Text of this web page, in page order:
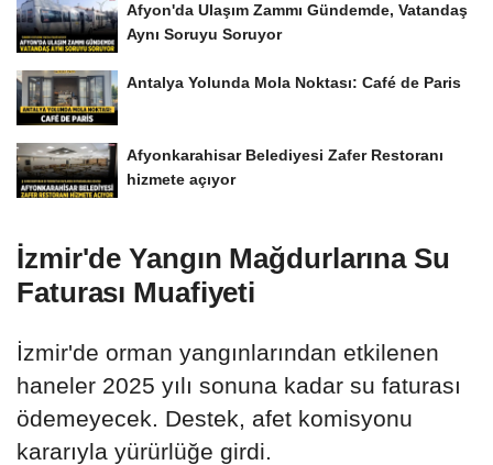
Afyon'da Ulaşım Zammı Gündemde, Vatandaş
Aynı Soruyu Soruyor
Antalya Yolunda Mola Noktası: Café de Paris
Afyonkarahisar Belediyesi Zafer Restoranı
hizmete açıyor
İzmir'de Yangın Mağdurlarına Su
Faturası Muafiyeti
İzmir'de orman yangınlarından etkilenen
haneler 2025 yılı sonuna kadar su faturası
ödemeyecek. Destek, afet komisyonu
kararıyla yürürlüğe girdi.